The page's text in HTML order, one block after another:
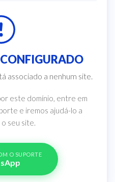
associado a nenhum site.
este domínio, entre em
e iremos ajudá-lo a
seu site.
O SUPORTE